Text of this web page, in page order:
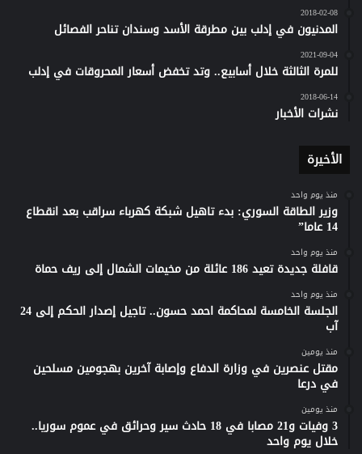
2018-02-08
المدنيون في إدلب بين مطرقة الأسد وسندان تناحر الفصائل
2021-09-04
للمرة الثالثة خلال أسابيع.. وتد تخفض أسعار المحروقات في إدلب
2018-06-14
نشرات الأخبار
الأخيرة
منذ يوم واحد
وزير الطاقة السوري: بدء تاهيل شبكة كهرباء سراقب بعد انقطاع
14 عاما”
منذ يوم واحد
قافلة جديدة تعيد 186 عائلة من مخيمات الشمال إلى ريف حماة
منذ يوم واحد
الجلسة الخامسة لمحاكمة احمد حسون.. تاجيل إصدار الحكم إلى 24
آب
منذ يومين
مقتل عنصرين في وزارة الدفاع وإصابة آخرين بهجومين مسلحين
في درعا
منذ يومين
3 وفيات و21 مصابا في 18 حادث سير وحرائق في عموم سوريا..
خلال يوم واحد